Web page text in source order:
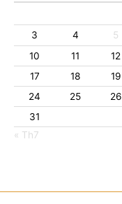
3
4 5
10
11 12
17
18 19
24
25 26
31
« Th7